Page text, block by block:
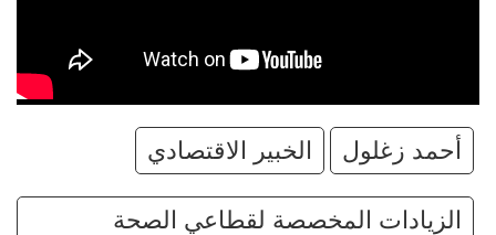
أحمد زغلول الخبير الاقتصادي
الزيادات المخصصة لقطاعي الصحة